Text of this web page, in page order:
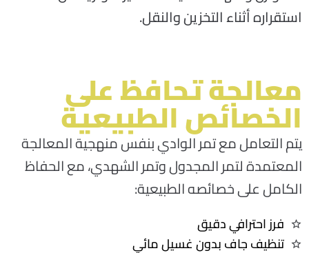
استقراره أثناء التخزين والنقل.
معالجة تحافظ على
الخصائص الطبيعية
يتم التعامل مع تمر الواديبنفس منهجية المعالجة
المعتمدة لتمر المجدول وتمرالشهدي، مع الحفاظ
الكامل على خصائصه الطبيعية:
فرز احترافي دقيق
تنظيف جاف بدون غسيل مائي